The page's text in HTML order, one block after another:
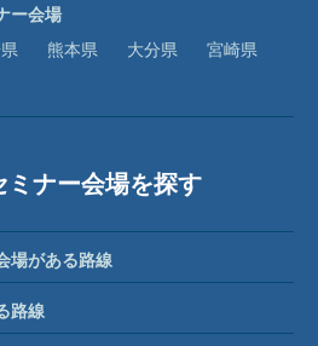
ー会場
熊本県 大分県
宮崎県
ナー会場を探す
場がある路線
路線